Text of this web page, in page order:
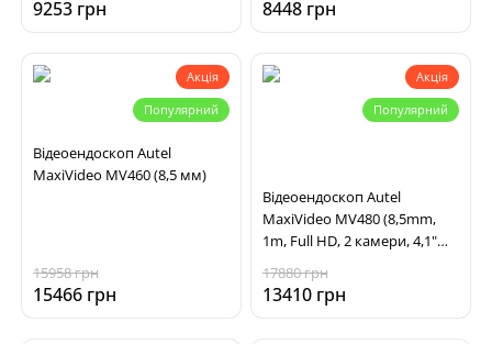
9253 грн 8448 грн
Акція
Популярний
Відеоендоскоп Autel
MaxiVideo MV460 (8,5 мм)
15958 грн
15466 грн
Акція
Популярний
Відеоендоскоп Autel
MaxiVideo MV480 (8,5mm,
1m, Full HD, 2 камери, 4,1"
17880 грн
13410 грн